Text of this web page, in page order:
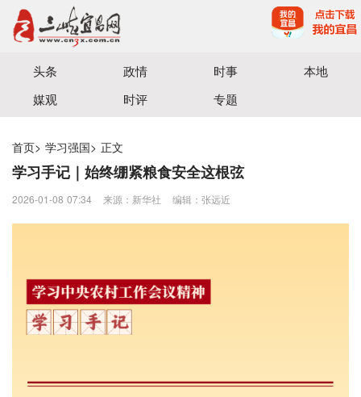
宜昌三峡融媒体中心主办
头条 政情 时事
本地
媒观
时评 专题
首页> 学习强国> 正文
学习手记｜始终绷紧粮食安全这根弦
2026-01-08 07:34 来源：新华社 编辑：张远近